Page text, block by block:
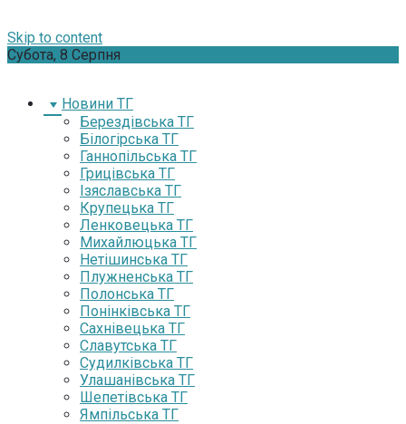
Skip to content
Субота, 8 Серпня
Новини ТГ
Берездівська ТГ
Білогірська ТГ
Ганнопільська ТГ
Грицівська ТГ
Ізяславська ТГ
Крупецька ТГ
Ленковецька ТГ
Михайлюцька ТГ
Нетішинська ТГ
Плужненська ТГ
Полонська ТГ
Понінківська ТГ
Сахнівецька ТГ
Славутська ТГ
Судилківська ТГ
Улашанівська ТГ
Шепетівська ТГ
Ямпільська ТГ